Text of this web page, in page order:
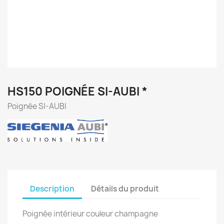
HS150 POIGNÉE SI-AUBI *
Poignée SI-AUBI
Description Détails du produit
Poignée intérieur couleur champagne